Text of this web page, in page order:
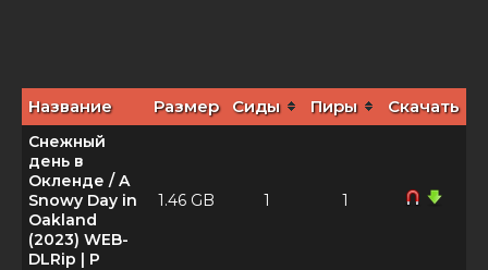
Название Размер Сиды Пиры Скачать
Снежный
день в
Окленде / A
Snowy Day in
Oakland
(2023) WEB-
DLRip | P
1.46 GB 1 1